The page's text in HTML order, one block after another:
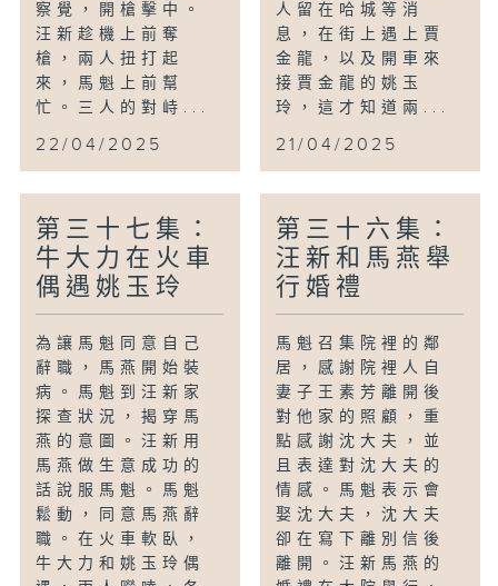
察覺，開槍擊中。
汪新趁機上前奪
槍，兩人扭打起
來，馬魁上前幫
忙。三人的對峙...
22/04/2025
人留在哈城等消
息，在街上遇上賈
金龍，以及開車來
接賈金龍的姚玉
玲，這才知道兩...
21/04/2025
第三十七集：
牛大力在火車
偶遇姚玉玲
為讓馬魁同意自己
辭職，馬燕開始裝
病。馬魁到汪新家
探查狀況，揭穿馬
燕的意圖。汪新用
馬燕做生意成功的
話說服馬魁。馬魁
鬆動，同意馬燕辭
職。在火車軟臥，
牛大力和姚玉玲偶
第三十六集：
汪新和馬燕舉
行婚禮
馬魁召集院裡的鄰
居，感謝院裡人自
妻子王素芳離開後
對他家的照顧，重
點感謝沈大夫，並
且表達對沈大夫的
情感。馬魁表示會
娶沈大夫，沈大夫
卻在寫下離別信後
離開。汪新馬燕的